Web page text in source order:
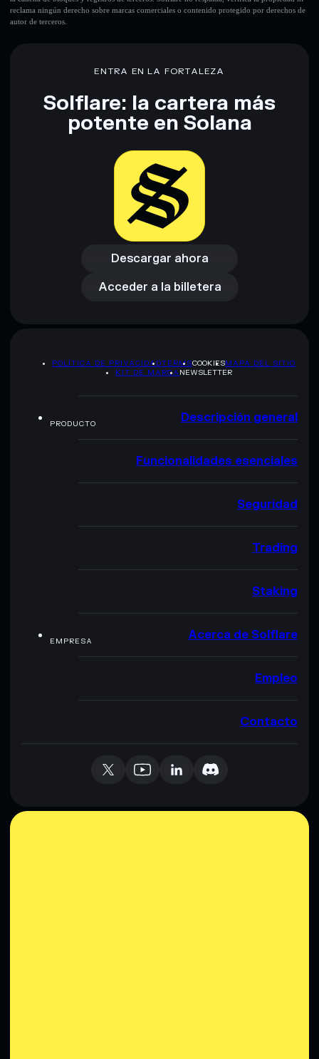
reclama ningún derecho sobre marcas comerciales o contenido protegido por derechos de
autor de terceros.
ENTRA EN LA FORTALEZA
Solflare: la cartera más
potente en Solana
Descargar ahora
Descargar ahora
Acceder a la billetera
Acceder a la billetera
POLÍTICA DE PRIVACIDADTERMSCOOKIESMAPA DEL SITIO
KIT DE MARCA NEWSLETTER
PRODUCTO Descripción general
Funcionalidades esenciales
Seguridad
Trading
Staking
EMPRESA Acerca de Solflare
Empleo
Contacto